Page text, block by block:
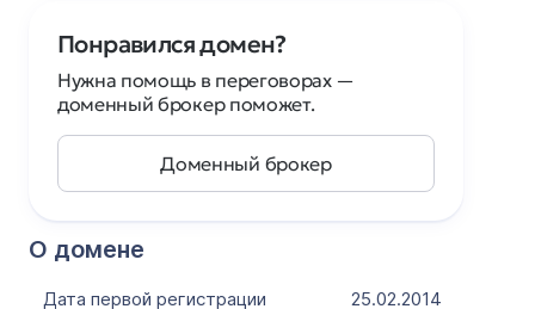
О домене
Дата первой регистрации
25.02.2014
Понравился домен?
Нужна помощь в переговорах —
доменный брокер поможет.
Доменный брокер